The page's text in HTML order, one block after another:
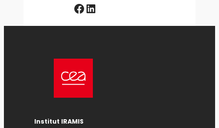
Facebook LinkedIn
Institut IRAMIS